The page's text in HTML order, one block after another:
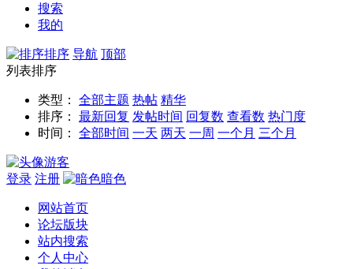
搜索
我的
排序 导航 顶部
列表排序
类型： 全部主题 热帖 精华
排序：
最新回复 发帖时间 回复数 查看数 热门度
时间：
全部时间 一天 两天 一周 一个月 三个月
游客
登录 注册 暗色
网站首页
论坛版块
站内搜索
个人中心